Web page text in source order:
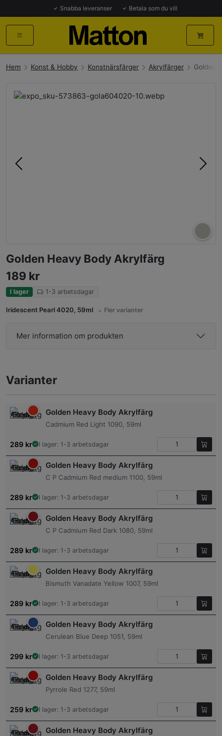
Snabba leveranser Betala som du vill
Hem Konst & Hobby Konstnärsfärger Akrylfärger Golden
Föregående Nästa
Golden Heavy Body Akrylfärg
189 kr
I lager 1-3 arbetsdagar
Iridescent Pearl 4020, 59ml Fler varianter
Mer information om produkten
Varianter
Golden Heavy Body Akrylfärg
Cadmium Red Light 1090, 59ml
289 kr I lager: 1-3 arbetsdagar
Golden Heavy Body Akrylfärg
C P Cadmium Red medium 1100, 59ml
289 kr I lager: 1-3 arbetsdagar
Golden Heavy Body Akrylfärg
C P Cadmium Red Dark 1080, 59ml
289 kr I lager: 1-3 arbetsdagar
Golden Heavy Body Akrylfärg
Bismuth Vanadate Yellow 1007, 59ml
289 kr I lager: 1-3 arbetsdagar
Golden Heavy Body Akrylfärg
Cerulean Blue Deep 1051, 59ml
299 kr I lager: 1-3 arbetsdagar
Golden Heavy Body Akrylfärg
Pyrrole Red 1277, 59ml
259 kr I lager: 1-3 arbetsdagar
Golden Heavy Body Akrylfärg